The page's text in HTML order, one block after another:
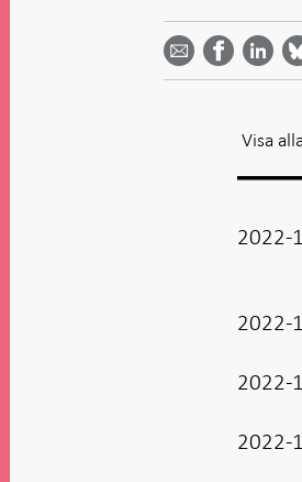
Dela
email -
Öppnas
Dela på
Facebook
- Öppnas
Dela på
LinkedIn
-
Öppnas
på
-
-
Visa alla
2022-
2022-
2022-
2022-